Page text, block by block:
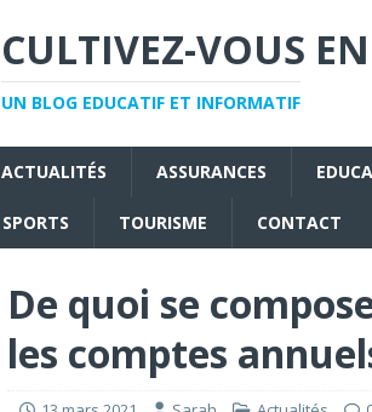
CULTIVEZ-VOUS
UN BLOG EDUCATIF ET INFORMATIF
ACTUALITÉS ASSURANCES
SPORTS TOURISME CONTACT
De quoi se
les comptes